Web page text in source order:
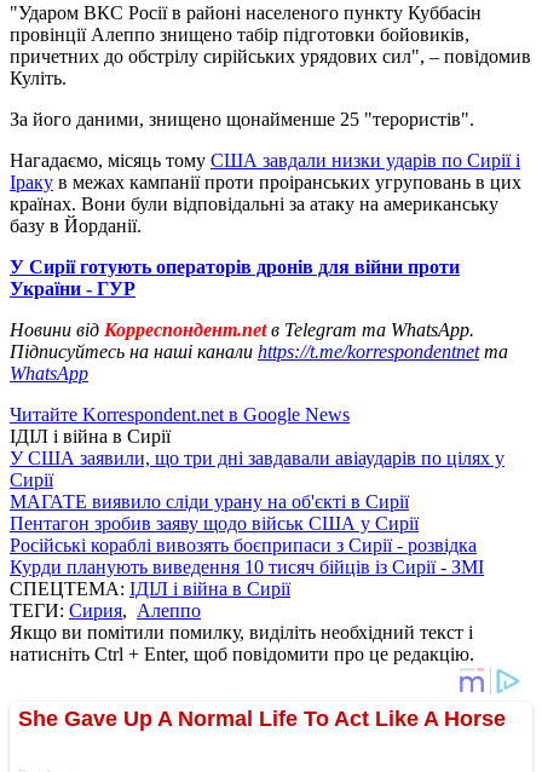
"Ударом ВКС Росії в районі населеного пункту Куббасін
провінції Алеппо знищено табір підготовки бойовиків,
причетних до обстрілу сирійських урядових сил", – повідомив
Куліть.
За його даними, знищено щонайменше 25 "терористів".
Нагадаємо, місяць тому США завдали низки ударів по Сирії і
Іраку в межах кампанії проти проіранських угруповань в цих
країнах. Вони були відповідальні за атаку на американську
базу в Йорданії.
У Сирії готують операторів дронів для війни проти
України - ГУР
Новини від Корреспондент.netв Telegram та WhatsApp.
Підписуйтесь на наші канали https://t.me/korrespondentnetта
WhatsApp
Читайте Korrespondent.net в Google News
ІДІЛ і війна в Сирії
У США заявили, що три дні завдавали авіаударів по цілях у
Сирії
МАГАТЕ виявило сліди урану на об'єкті в Сирії
Пентагон зробив заяву щодо військ США у Сирії
Російські кораблі вивозять боєприпаси з Сирії - розвідка
Курди планують виведення 10 тисяч бійців із Сирії - ЗМІ
СПЕЦТЕМА: ІДІЛ і війна в Сирії
ТЕГИ: Сирия, Алеппо
Якщо ви помітили помилку, виділіть необхідний текст і
натисніть Ctrl + Enter, щоб повідомити про це редакцію.